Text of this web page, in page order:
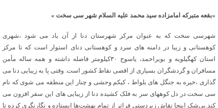
«بقعه متبرکه امامزاده سید محمد علیه السلام شهر سی سخت »
شهرسی سخت که به عنوان مرکز شهرستان دنا از آن یاد می شود ،شهری
کوهستانی و زیبا در دامنه های سرد و کوهستانی دنای استوار است که تا مرکز
استان کهگیلویه و بویراحمد، یاسوج ۳۰کیلومتر فاصله داشته و همه ساله مأمن
مسافران و گردشگران بسیاری از اقصی نقاط کشور است. وقتی پا به زیبایی دنا می
گذاری ،خیره به جنگل های بلواط ، کیکم وحشی و چنار این منطقه می شوی که نام
سی سخت در دل کوههای سر به فلک کشیده دنا از زیبایی های این سفر افزون می
کند.بی‌شک اینجا نقاش زبردستی فراتر از تمام بهشت‌ها ایستاده و نگارنگری کرده تا